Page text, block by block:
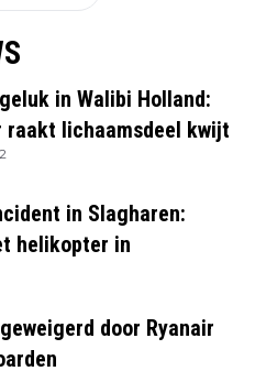
in Walibi Holland:
raakt lichaamsdeel kwijt
in Slagharen:
helikopter in
door Ryanair